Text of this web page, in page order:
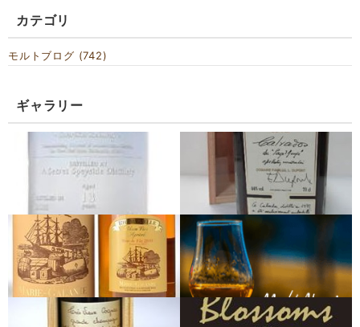
カテゴリ
モルトブログ (742)
ギャラリー